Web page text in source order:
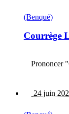
(Benqué)
Courrège
Prononcer
24 juin